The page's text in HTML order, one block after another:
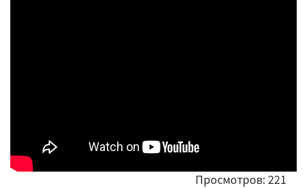
Просмотров: 221